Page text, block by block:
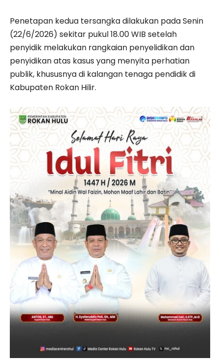
Penetapan kedua tersangka dilakukan pada Senin
(22/6/2026) sekitar pukul 18.00 WIB setelah
penyidik melakukan rangkaian penyelidikan dan
penyidikan atas kasus yang menyita perhatian
publik, khususnya di kalangan tenaga pendidik di
Kabupaten Rokan Hilir.